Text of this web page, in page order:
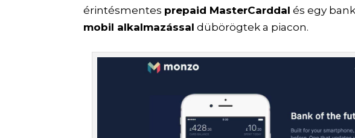
érintésmentes prepaid MasterCarddal és egy
mobil alkalmazással dübörögtek a piacon.